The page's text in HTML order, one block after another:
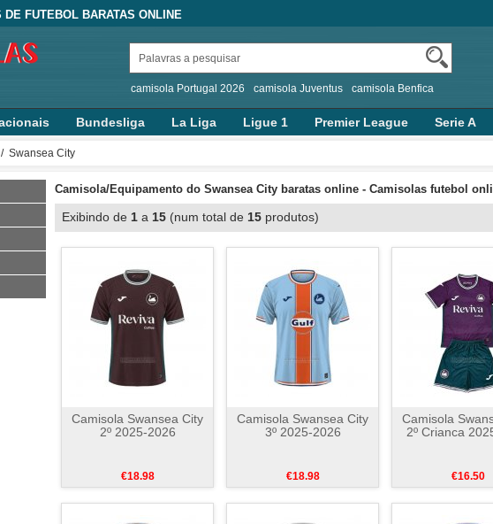
FUTEBOL BARATAS ONLINE
camisola Portugal 2026 camisola Juventus camisola Benfica
Bundesliga La Liga Ligue 1 Premier League Serie A
/ Swansea City
Camisola/Equipamento do Swansea City baratas online - Camisolas futebol
Exibindo de 1 a 15 (num total de 15 produtos)
Camisola Swansea City
2º 2025-2026
€18.98
Camisola Swansea City
3º 2025-2026
€18.98
Camisola
2º Crianca
€16.50